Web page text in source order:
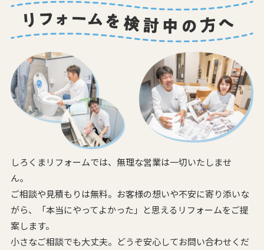
しろくまリフォームでは、無理な営業は一切いたしませ
ん。
ご相談や見積もりは無料。お客様の想いや不安に寄り添いな
がら、
「本当にやってよかった」と思えるリフォームをご提
案します。
小さなご相談でも大丈夫。どうぞ安心してお問い合わせくだ